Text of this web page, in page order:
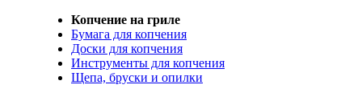
Копчение на гриле
Бумага для копчения
Доски для копчения
Инструменты для копчения
Щепа, бруски и опилки